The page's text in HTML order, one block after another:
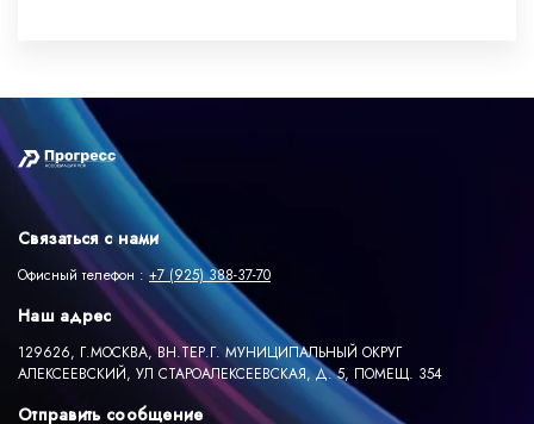
Связаться с нами
Офисный телефон : +7 (925) 388-37-70
Наш адрес
129626, Г.МОСКВА, ВН.ТЕР.Г. МУНИЦИПАЛЬНЫЙ ОКРУГ
АЛЕКСЕЕВСКИЙ, УЛ СТАРОАЛЕКСЕЕВСКАЯ, Д. 5, ПОМЕЩ. 354
Отправить сообщение